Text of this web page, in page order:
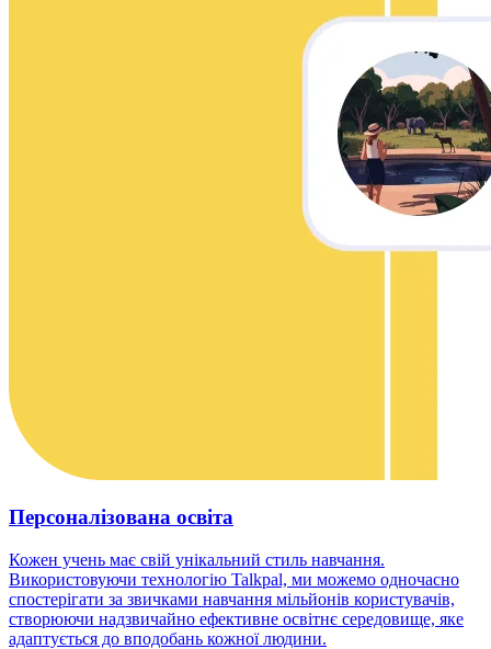
Персоналізована освіта
Кожен учень має свій унікальний стиль навчання.
Використовуючи технологію Talkpal, ми можемо одночасно
спостерігати за звичками навчання мільйонів користувачів,
створюючи надзвичайно ефективне освітнє середовище, яке
адаптується до вподобань кожної людини.